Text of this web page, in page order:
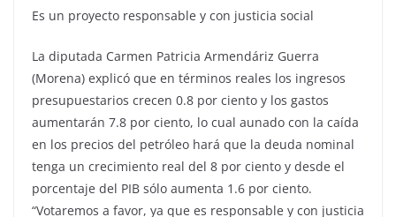
Es un proyecto responsable y con justicia social
La diputada Carmen Patricia Armendáriz Guerra
(Morena) explicó que en términos reales los ingresos
presupuestarios crecen 0.8 por ciento y los gastos
aumentarán 7.8 por ciento, lo cual aunado con la caída
en los precios del petróleo hará que la deuda nominal
tenga un crecimiento real del 8 por ciento y desde el
porcentaje del PIB sólo aumenta 1.6 por ciento.
“Votaremos a favor, ya que es responsable y con justicia